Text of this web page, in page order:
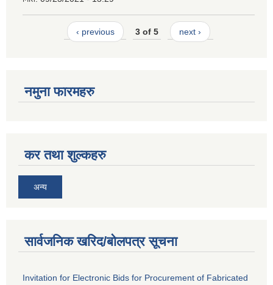
‹ previous 3 of 5 next ›
नमुना फारमहरु
कर तथा शुल्कहरु
अन्य
सार्वजनिक खरिद/बोलपत्र सूचना
Invitation for Electronic Bids for Procurement of Fabricated